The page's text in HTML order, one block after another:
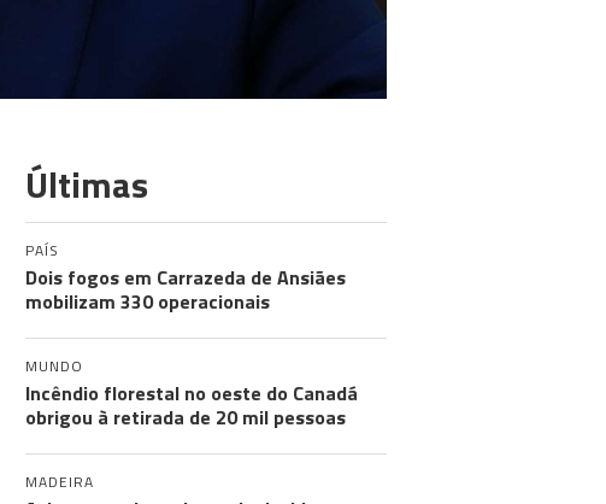
Últimas
PAÍS
Dois fogos em Carrazeda de Ansiães
mobilizam 330 operacionais
MUNDO
Incêndio florestal no oeste do Canadá
obrigou à retirada de 20 mil pessoas
MADEIRA